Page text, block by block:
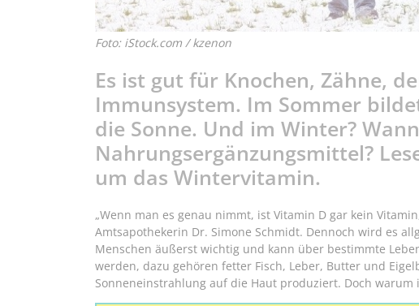
Foto: iStock.com / kzenon
Es ist gut für Knochen, Zähne,
Immunsystem. Im Sommer
die Sonne. Und im Winter?
Nahrungsergänzungsmittel?
um das Wintervitamin.
„Wenn man es genau nimmt, ist Vitamin D gar kein
Amtsapothekerin Dr. Simone Schmidt. Dennoch wird es
Menschen äußerst wichtig und kann über bestimmte
werden, dazu gehören fetter Fisch, Leber, Butter und
Sonneneinstrahlung auf die Haut produziert. Doch warum